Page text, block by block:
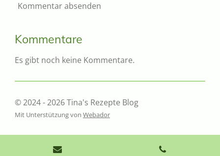
Kommentar absenden
Kommentare
Es gibt noch keine Kommentare.
© 2024 - 2026 Tina's Rezepte Blog
Mit Unterstützung von Webador